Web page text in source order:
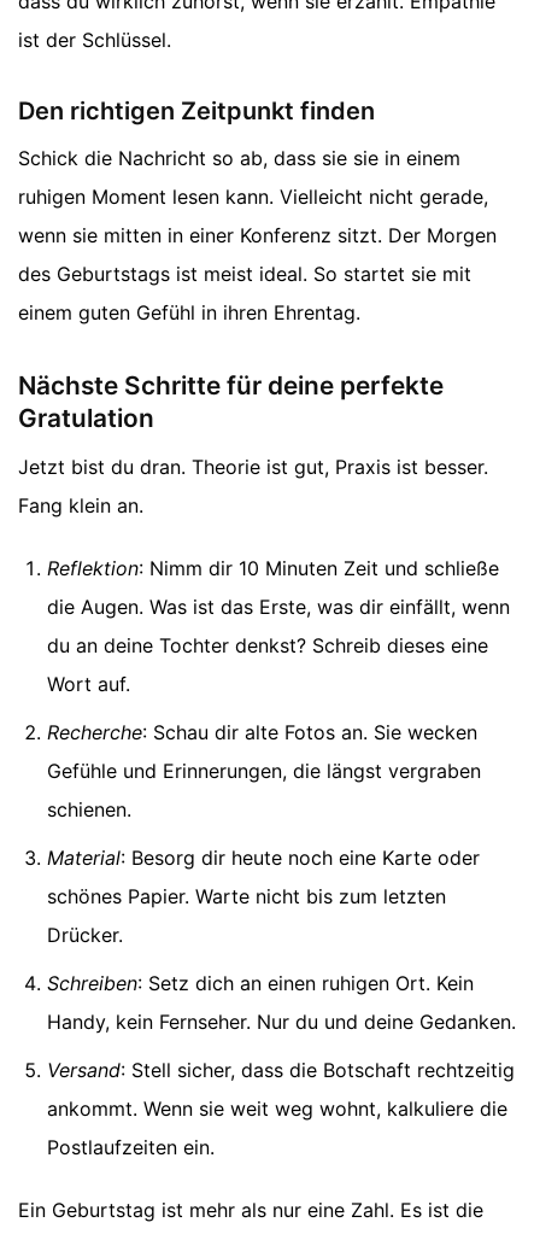
ist der Schlüssel.
Den richtigen Zeitpunkt finden
Schick die Nachricht so ab, dass sie sie in einem
ruhigen Moment lesen kann. Vielleicht nicht gerade,
wenn sie mitten in einer Konferenz sitzt. Der Morgen
des Geburtstags ist meist ideal. So startet sie mit
einem guten Gefühl in ihren Ehrentag.
Nächste Schritte für deine perfekte
Gratulation
Jetzt bist du dran. Theorie ist gut, Praxis ist besser.
Fang klein an.
Reflektion: Nimm dir 10 Minuten Zeit und schließe
die Augen. Was ist das Erste, was dir einfällt, wenn
du an deine Tochter denkst? Schreib dieses eine
Wort auf.
Recherche: Schau dir alte Fotos an. Sie wecken
Gefühle und Erinnerungen, die längst vergraben
schienen.
Material: Besorg dir heute noch eine Karte oder
schönes Papier. Warte nicht bis zum letzten
Drücker.
Schreiben: Setz dich an einen ruhigen Ort. Kein
Handy, kein Fernseher. Nur du und deine Gedanken.
Versand: Stell sicher, dass die Botschaft rechtzeitig
ankommt. Wenn sie weit weg wohnt, kalkuliere die
Postlaufzeiten ein.
Ein Geburtstag ist mehr als nur eine Zahl. Es ist die